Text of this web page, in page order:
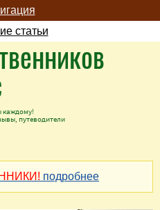
статьи
каждому!
путеводители
подробнее